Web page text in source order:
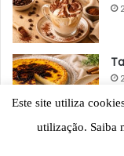
Este site utiliza
utilização. Saiba